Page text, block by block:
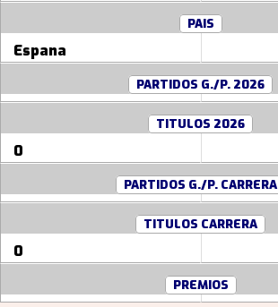
PAIS
Espana
PARTIDOS G./P. 2026
TITULOS 2026
0
PARTIDOS G./P. CARRERA
TITULOS CARRERA
0
PREMIOS